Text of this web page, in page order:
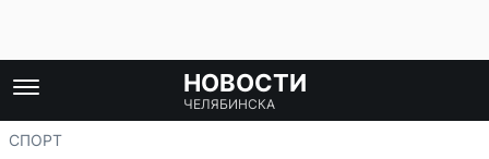
НОВОСТИ
ЧЕЛЯБИНСКА
СПОРТ